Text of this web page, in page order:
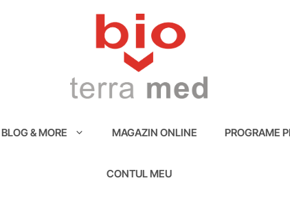
BLOG & MORE MAGAZIN ONLINE PROGRAME
CONTUL MEU